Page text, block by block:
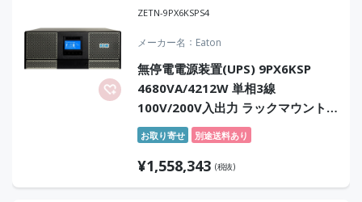
ZETN-9PX6KSPS4
メーカー名 Eaton
無停電電源装置(UPS) 9PX6KSP
4680VA/4212W 単相3線
100V/200V入出力 ラックマウント
型 常時インバータ方式 正弦波 セン
ドバック4年保証付
お取り寄せ 別途送料あり
¥1,558,343 (税抜)